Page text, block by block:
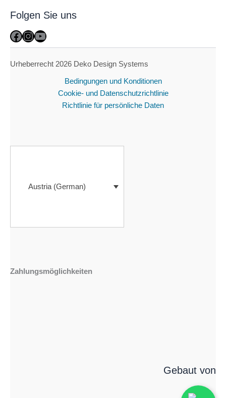
Folgen Sie uns
Facebook
Instagram
YouTube
Urheberrecht 2026 Deko Design Systems
Bedingungen und Konditionen
Cookie- und Datenschutzrichtlinie
Richtlinie für persönliche Daten
Austria (German)
Zahlungsmöglichkeiten
Gebaut von